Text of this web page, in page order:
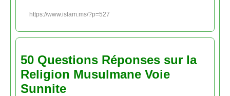
https://www.islam.ms/?p=527
50 Questions Réponses sur la
Religion Musulmane Voie
Sunnite